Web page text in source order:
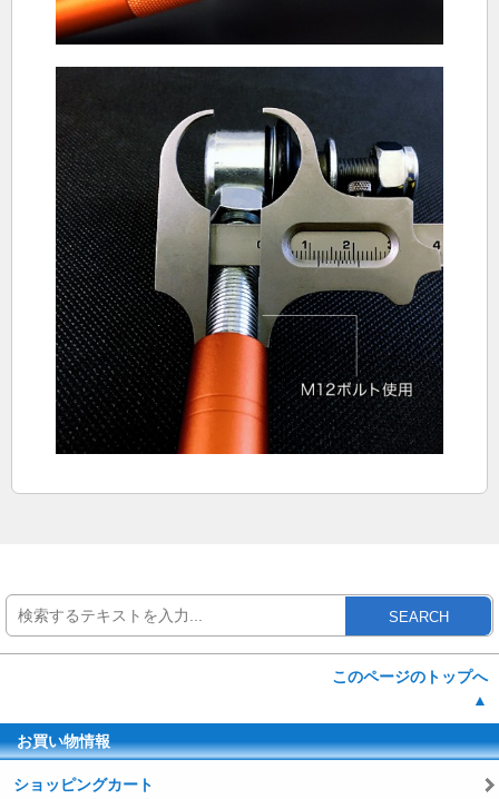
SEARCH
このページのトップへ
▲
お買い物情報
ショッピングカート